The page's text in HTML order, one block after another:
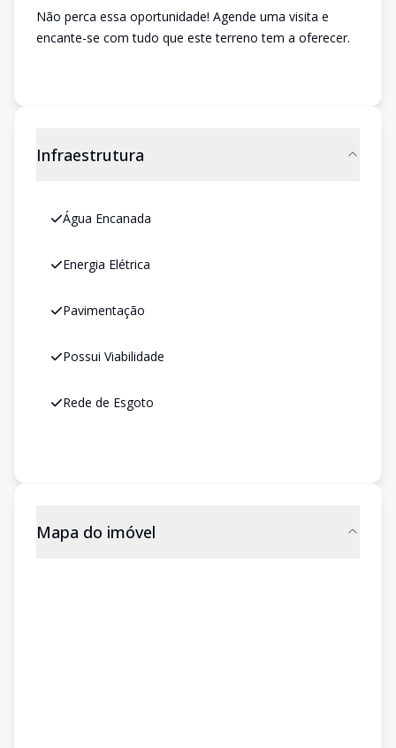
Não perca essa oportunidade! Agende uma visita e
encante-se com tudo que este terreno tem a oferecer.
Infraestrutura
Água Encanada
Energia Elétrica
Pavimentação
Possui Viabilidade
Rede de Esgoto
Mapa do imóvel